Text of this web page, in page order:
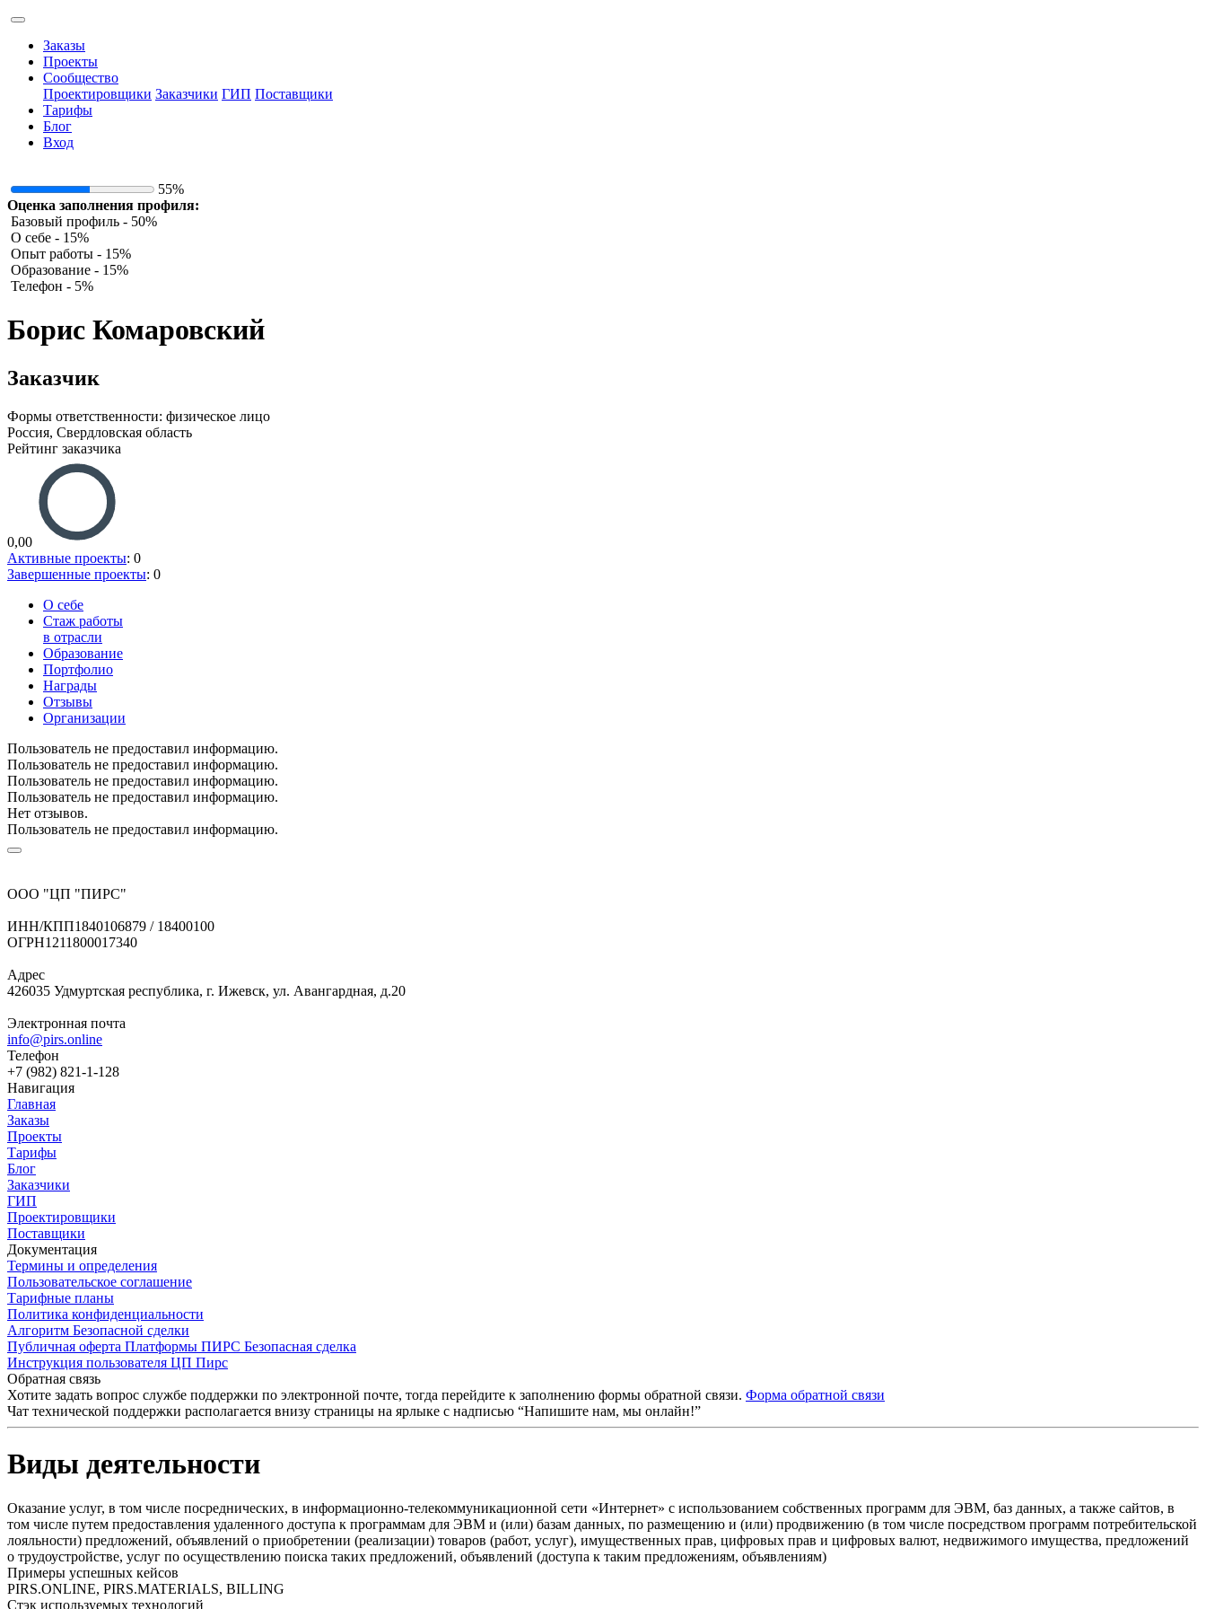
Заказы
Проекты
Сообщество
Проектировщики Заказчики ГИП Поставщики
Тарифы
Блог
Вход
55%
Оценка заполнения профиля:
Базовый профиль - 50%
О себе - 15%
Опыт работы - 15%
Образование - 15%
Телефон - 5%
Борис Комаровский
Заказчик
Формы ответственности: физическое лицо
Россия, Свердловская область
Рейтинг заказчика
0,00
Активные проекты: 0
Завершенные проекты: 0
О себе
Стаж работы
в отрасли
Образование
Портфолио
Награды
Отзывы
Организации
Пользователь не предоставил информацию.
Пользователь не предоставил информацию.
Пользователь не предоставил информацию.
Пользователь не предоставил информацию.
Нет отзывов.
Пользователь не предоставил информацию.
ООО "ЦП "ПИРС"
ИНН/КПП1840106879 / 18400100
ОГРН1211800017340
Адрес
426035 Удмуртская республика, г. Ижевск, ул. Авангардная, д.20
Электронная почта
info@pirs.online
Телефон
+7 (982) 821-1-128
Навигация
Главная
Заказы
Проекты
Тарифы
Блог
Заказчики
ГИП
Проектировщики
Поставщики
Документация
Термины и определения
Пользовательское соглашение
Тарифные планы
Политика конфиденциальности
Алгоритм Безопасной сделки
Публичная оферта Платформы ПИРС Безопасная сделка
Инструкция пользователя ЦП Пирс
Обратная связь
Хотите задать вопрос службе поддержки по электронной почте, тогда перейдите к заполнению формы обратной связи. Форма обратной связи
Чат технической поддержки располагается внизу страницы на ярлыке с надписью “Напишите нам, мы онлайн!”
Виды деятельности
Оказание услуг, в том числе посреднических, в информационно-телекоммуникационной сети «Интернет» с использованием собственных программ для ЭВМ, баз данных, а также сайтов, в
том числе путем предоставления удаленного доступа к программам для ЭВМ и (или) базам данных, по размещению и (или) продвижению (в том числе посредством программ потребительской
лояльности) предложений, объявлений о приобретении (реализации) товаров (работ, услуг), имущественных прав, цифровых прав и цифровых валют, недвижимого имущества, предложений
о трудоустройстве, услуг по осуществлению поиска таких предложений, объявлений (доступа к таким предложениям, объявлениям)
Примеры успешных кейсов
PIRS.ONLINE, PIRS.MATERIALS, BILLING
Стэк используемых технологий